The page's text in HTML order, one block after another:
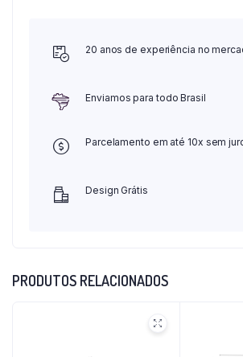
20 anos de experiência no
Enviamos para todo Brasil
Parcelamento em até 10x sem
Design Grátis
PRODUTOS RELACIONADOS